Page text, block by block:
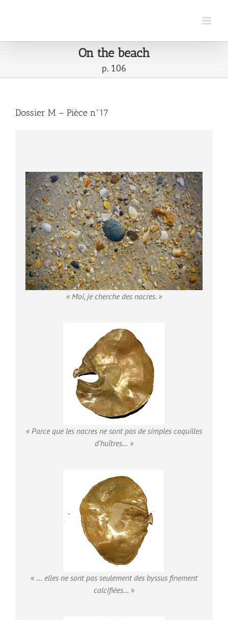
On the beach
p. 106
Dossier M – Pièce n°17
« Moi, je cherche des nacres. »
« Parce que les nacres ne sont pas de simples coquilles
d’huîtres… »
« … elles ne sont pas seulement des byssus finement
calcifiées… »